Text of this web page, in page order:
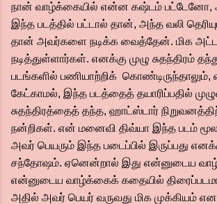
நான் வாழ்க்கையில் என்ன கஷ்டம்
இந்த படத்தில் பட்டால் தான், அந்த வலி
தான் அவர்களை நடிக்க வைத்தேன். மிக
நடித்துள்ளார்கள். எனக்கு முழு சுதந்திரம்
படங்களில் பணியாற்றிக் கொண்டிருந்தாலும்,
கேட்காமல், இந்த படத்தைத் தயாரிப்பதில்
சுதந்திரத்தைத் தந்த, ஹாட்ஸ்டார்
நன்றிகள். என் மனைவி திவ்யா இந்த படம்
அவர் பெயரும் இந்த படைப்பில் இருப்பது
சந்தோஷம். ஏனென்றால் இது என்னுடைய
என்னுடைய வாழ்க்கைக் கதையில்
அதில் அவர் பெயர் வருவது மிக முக்கியம்